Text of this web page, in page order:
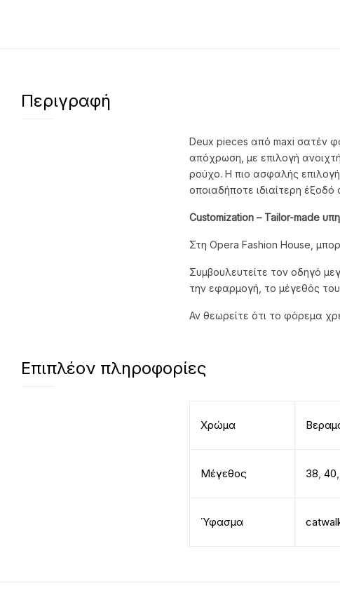
Περιγραφή
Deux pieces από maxi σατέν
απόχρωση, με επιλογή
ρούχο. Η πιο ασφαλής επιλογή
οποιαδήποτε ιδιαίτερη
Customization – Tailor-made
Στη Opera Fashion House,
Συμβουλευτείτε τον οδηγό
την εφαρμογή, το μέγεθός
Αν θεωρείτε ότι το φόρεμα
Επιπλέον πληροφορίες
Χρώμα
Μέγεθος 38, 40,
Ύφασμα